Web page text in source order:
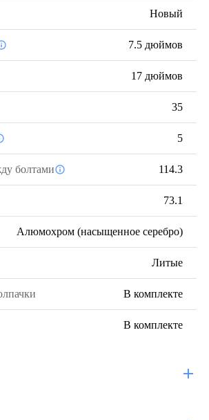
Новый
7.5 дюймов
17 дюймов
35
5
болтами 114.3
73.1
Алюмохром (насыщенное серебро)
Литые
В комплекте
В комплекте